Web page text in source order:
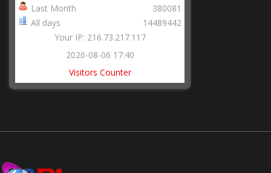
Last Month
All days
380081
14489442
Your IP: 216.73.217.117
2026-08-06 17:40
Visitors Counter